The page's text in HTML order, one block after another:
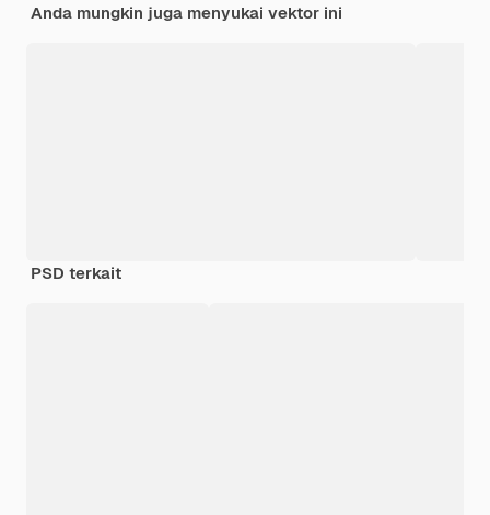
Anda mungkin juga menyukai vektor ini
PSD terkait